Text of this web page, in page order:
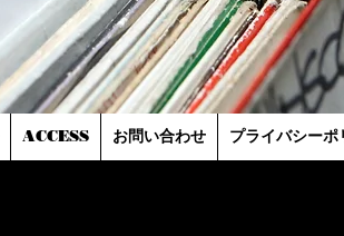
ACCESS お問い合わせ プライバシーポ